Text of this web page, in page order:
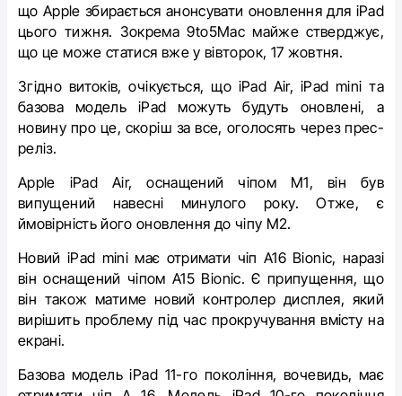
що Apple збирається анонсувати оновлення для iPad
цього тижня. Зокрема 9to5Mac майже стверджує,
що це може статися вже у вівторок, 17 жовтня.
Згідно витоків, очікується, що iPad Air, iPad mini та
базова модель iPad можуть будуть оновлені, а
новину про це, скоріш за все, оголосять через прес-
реліз.
Apple iPad Air, оснащений чіпом М1, він був
випущений навесні минулого року. Отже, є
ймовірність його оновлення до чіпу M2.
Новий iPad mini має отримати чіп A16 Bionic, наразі
він оснащений чіпом A15 Bionic. Є припущення, що
він також матиме новий контролер дисплея, який
вирішить проблему під час прокручування вмісту на
екрані.
Базова модель iPad 11-го покоління, вочевидь, має